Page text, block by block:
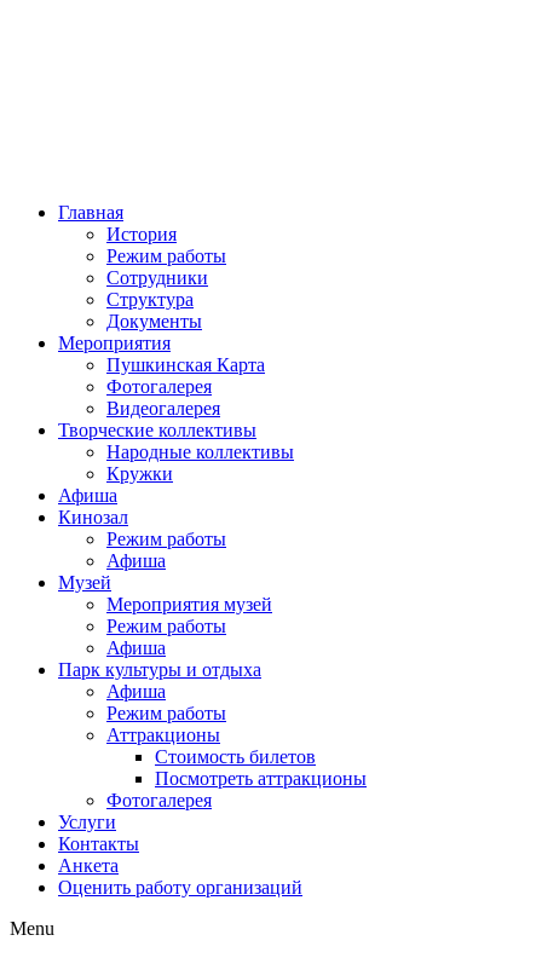
Главная
История
Режим работы
Сотрудники
Структура
Документы
Мероприятия
Пушкинская Карта
Фотогалерея
Видеогалерея
Творческие коллективы
Народные коллективы
Кружки
Афиша
Кинозал
Режим работы
Афиша
Музей
Мероприятия музей
Режим работы
Афиша
Парк культуры и отдыха
Афиша
Режим работы
Аттракционы
Стоимость билетов
Посмотреть аттракционы
Фотогалерея
Услуги
Контакты
Анкета
Оценить работу организаций
Menu